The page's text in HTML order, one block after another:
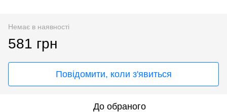
Немає в наявності
581 грн
Повідомити, коли з'явиться
До обраного